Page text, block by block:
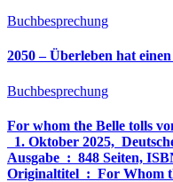
Buchbesprechung
2050 – Überleben hat
Buchbesprechung
For whom the Belle tolls
1. Oktober 2025,
Ausgabe ‏ : ‎ 848 Seiten, ISBN-13 ‏ : ‎ 978-3764533694,
Originaltitel ‏ : ‎ For